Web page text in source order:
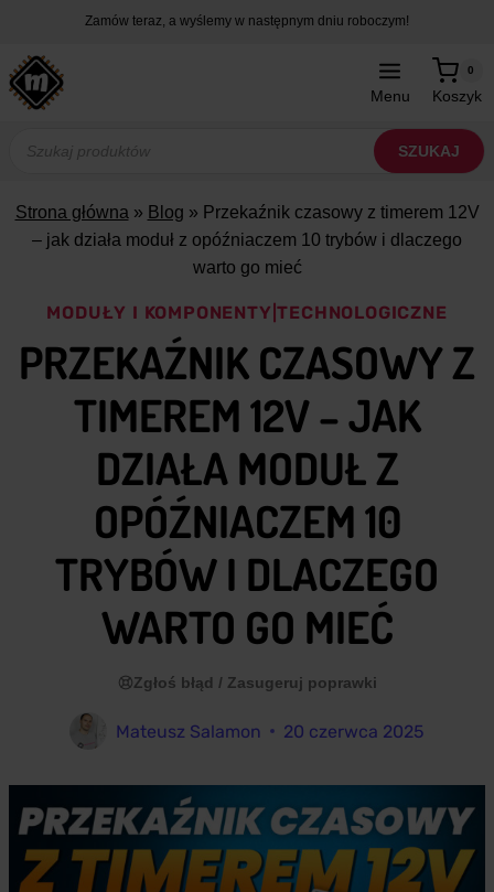
treści
Zamów teraz, a wyślemy w następnym dniu roboczym!
Menu Koszyk
0
produktów
SZUKAJ
Strona główna » Blog » Przekaźnik czasowy z timerem 12V
– jak działa moduł z opóźniaczem 10 trybów i dlaczego
warto go mieć
MODUŁY I KOMPONENTY |TECHNOLOGICZNE
PRZEKAŹNIK CZASOWY Z
TIMEREM 12V – JAK
DZIAŁA MODUŁ Z
OPÓŹNIACZEM 10
TRYBÓW I DLACZEGO
WARTO GO MIEĆ
Zgłoś błąd / Zasugeruj poprawki
Mateusz Salamon 20 czerwca 2025